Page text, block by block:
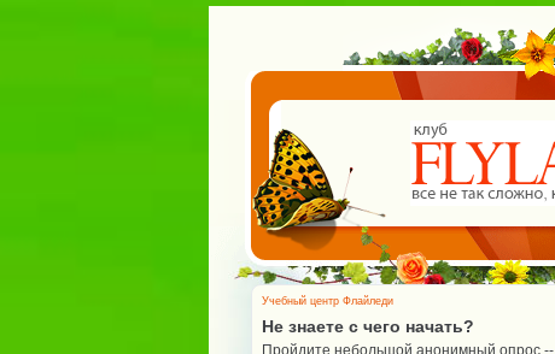
Учебный центр Флайледи
Не знаете с чего начать?
Пройдите небольшой анонимный опрос --